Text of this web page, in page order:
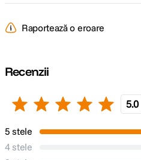
Raportează o eroare
Recenzii
5.0
5 stele
4 stele